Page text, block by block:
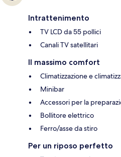
Intrattenimento
TV LCD da 55 pollici
Canali TV satellitari
Il massimo comfort
Climatizzazione e
Minibar
Accessori per la
Bollitore elettrico
Ferro/asse da stiro
Per un riposo perfetto